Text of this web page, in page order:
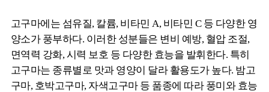
고구마에는 섬유질, 칼륨, 비타민 A, 비타민 C 등 다양한 영
양소가 풍부하다. 이러한 성분들은 변비 예방, 혈압 조절,
면역력 강화, 시력 보호 등 다양한 효능을 발휘한다. 특히
고구마는 종류별로 맛과 영양이 달라 활용도가 높다. 밤고
구마, 호박고구마, 자색고구마 등 품종에 따라 풍미와 효능